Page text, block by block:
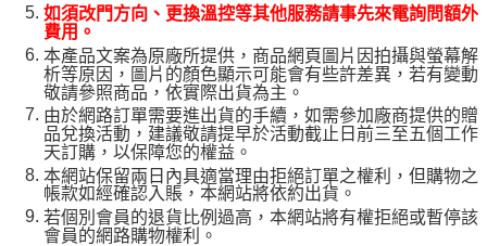
如須改門方向、更換溫控等其他服務請事先來電詢問額外
費用。
本產品文案為原廠所提供，商品網頁圖片因拍攝與螢幕解
析等原因，圖片的顏色顯示可能會有些許差異，若有變動
敬請參照商品，依實際出貨為主。
由於網路訂單需要進出貨的手續，如需參加廠商提供的贈
品兌換活動，建議敬請提早於活動截止日前三至五個工作
天訂購，以保障您的權益。
本網站保留兩日內具適當理由拒絕訂單之權利，但購物之
帳款如經確認入賬，本網站將依約出貨。
若個別會員的退貨比例過高，本網站將有權拒絕或暫停該
會員的網路購物權利。